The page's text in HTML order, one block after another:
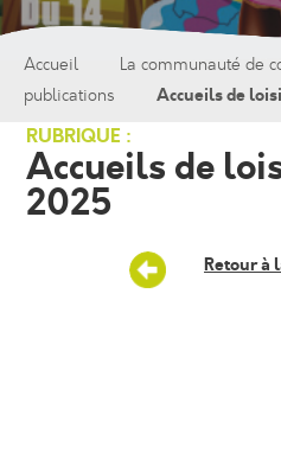
Accueil La communauté de
publications
Accueils de
RUBRIQUE :
Accueils de
2025
Retour à